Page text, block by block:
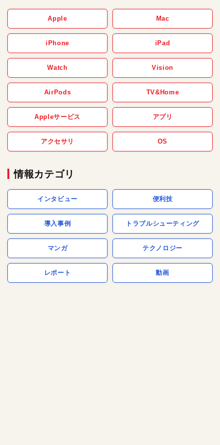
Apple Mac
iPhone iPad
Watch Vision
AirPods TV&Home
Appleサービス アプリ
アクセサリ OS
情報カテゴリ
インタビュー 便利技
導入事例 トラブルシューティング
マンガ テクノロジー
レポート 動画